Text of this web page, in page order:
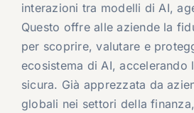
interazioni tra modelli di AI,
Questo offre alle aziende la
per scoprire, valutare e
ecosistema di AI, accelerando
sicura. Già apprezzata da
globali nei settori della